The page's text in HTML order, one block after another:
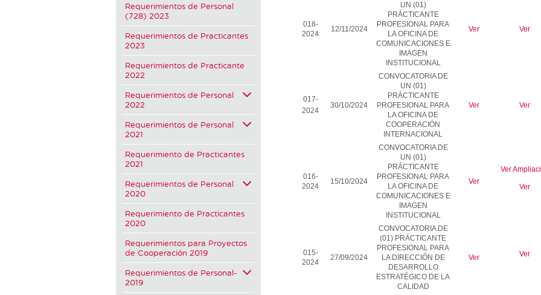
Requerimientos de Personal
(728) 2023
Requerimientos de Practicantes
2023
Requerimientos de Practicante
2022
Requerimientos de Personal
2022
Requerimientos de Personal
2021
Requerimiento de Practicantes
2021
Requerimientos de Personal
2020
Requerimiento de Practicantes
2020
Requerimientos para Proyectos
de Cooperación 2019
Requerimientos de Personal-
2019
018-
2024
12/11/2024
UN (01)
PRÁCTICANTE
PROFESIONAL PARA
LA OFICINA DE
COMUNICACIONES E
IMAGEN
INSTITUCIONAL
Ver Ver
017-
2024
30/10/2024
CONVOCATORIA DE
UN (01)
PRÁCTICANTE
PROFESIONAL PARA
LA OFICINA DE
COOPERACIÓN
INTERNACIONAL
Ver Ver
016-
2024
15/10/2024
CONVOCATORIA DE
UN (01)
PRÁCTICANTE
PROFESIONAL PARA
LA OFICINA DE
COMUNICACIONES E
IMAGEN
INSTITUCIONAL
Ver
Ver
Ver
015-
2024
27/09/2024
CONVOCATORIA DE
(01) PRÁCTICANTE
PROFESIONAL PARA
LA DIRECCIÓN DE
DESARROLLO
ESTRATÉGICO DE LA
CALIDAD
Ver Ver